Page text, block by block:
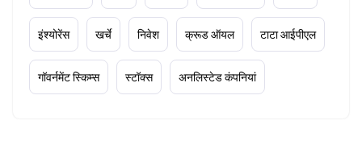
इंश्योरेंस खर्चे निवेश क्रूड ऑयल टाटा आईपीएल
गॉवर्नमेंट स्किम्स स्टॉक्स अनलिस्टेड कंपनियां